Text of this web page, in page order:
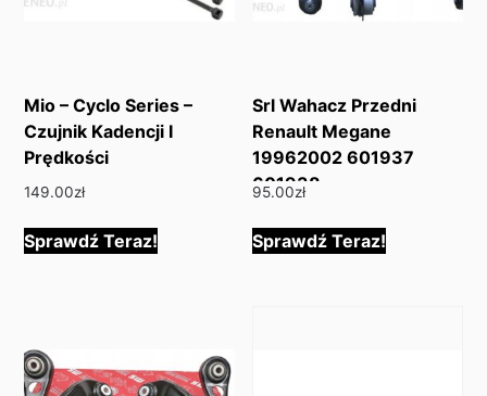
Mio – Cyclo Series –
Czujnik Kadencji I
Prędkości
149.00zł
Sprawdź Teraz!
Srl Wahacz Przedni
Renault Megane
19962002 601937
601938
95.00zł
Sprawdź Teraz!